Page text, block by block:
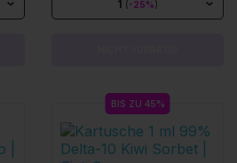
1 (-25%)
BIS ZU 45%